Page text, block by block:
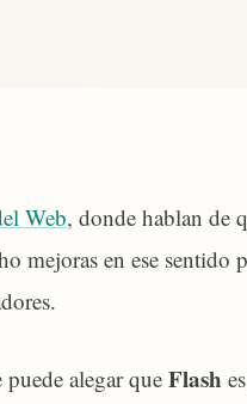
Web, donde hablan de
mejoras en ese sentido
puede alegar queFlash